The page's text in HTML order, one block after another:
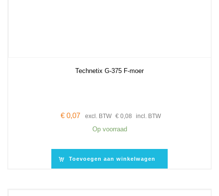
Technetix G-375 F-moer
€ 0,07 excl. BTW € 0,08 incl. BTW
Op voorraad
Toevoegen aan winkelwagen